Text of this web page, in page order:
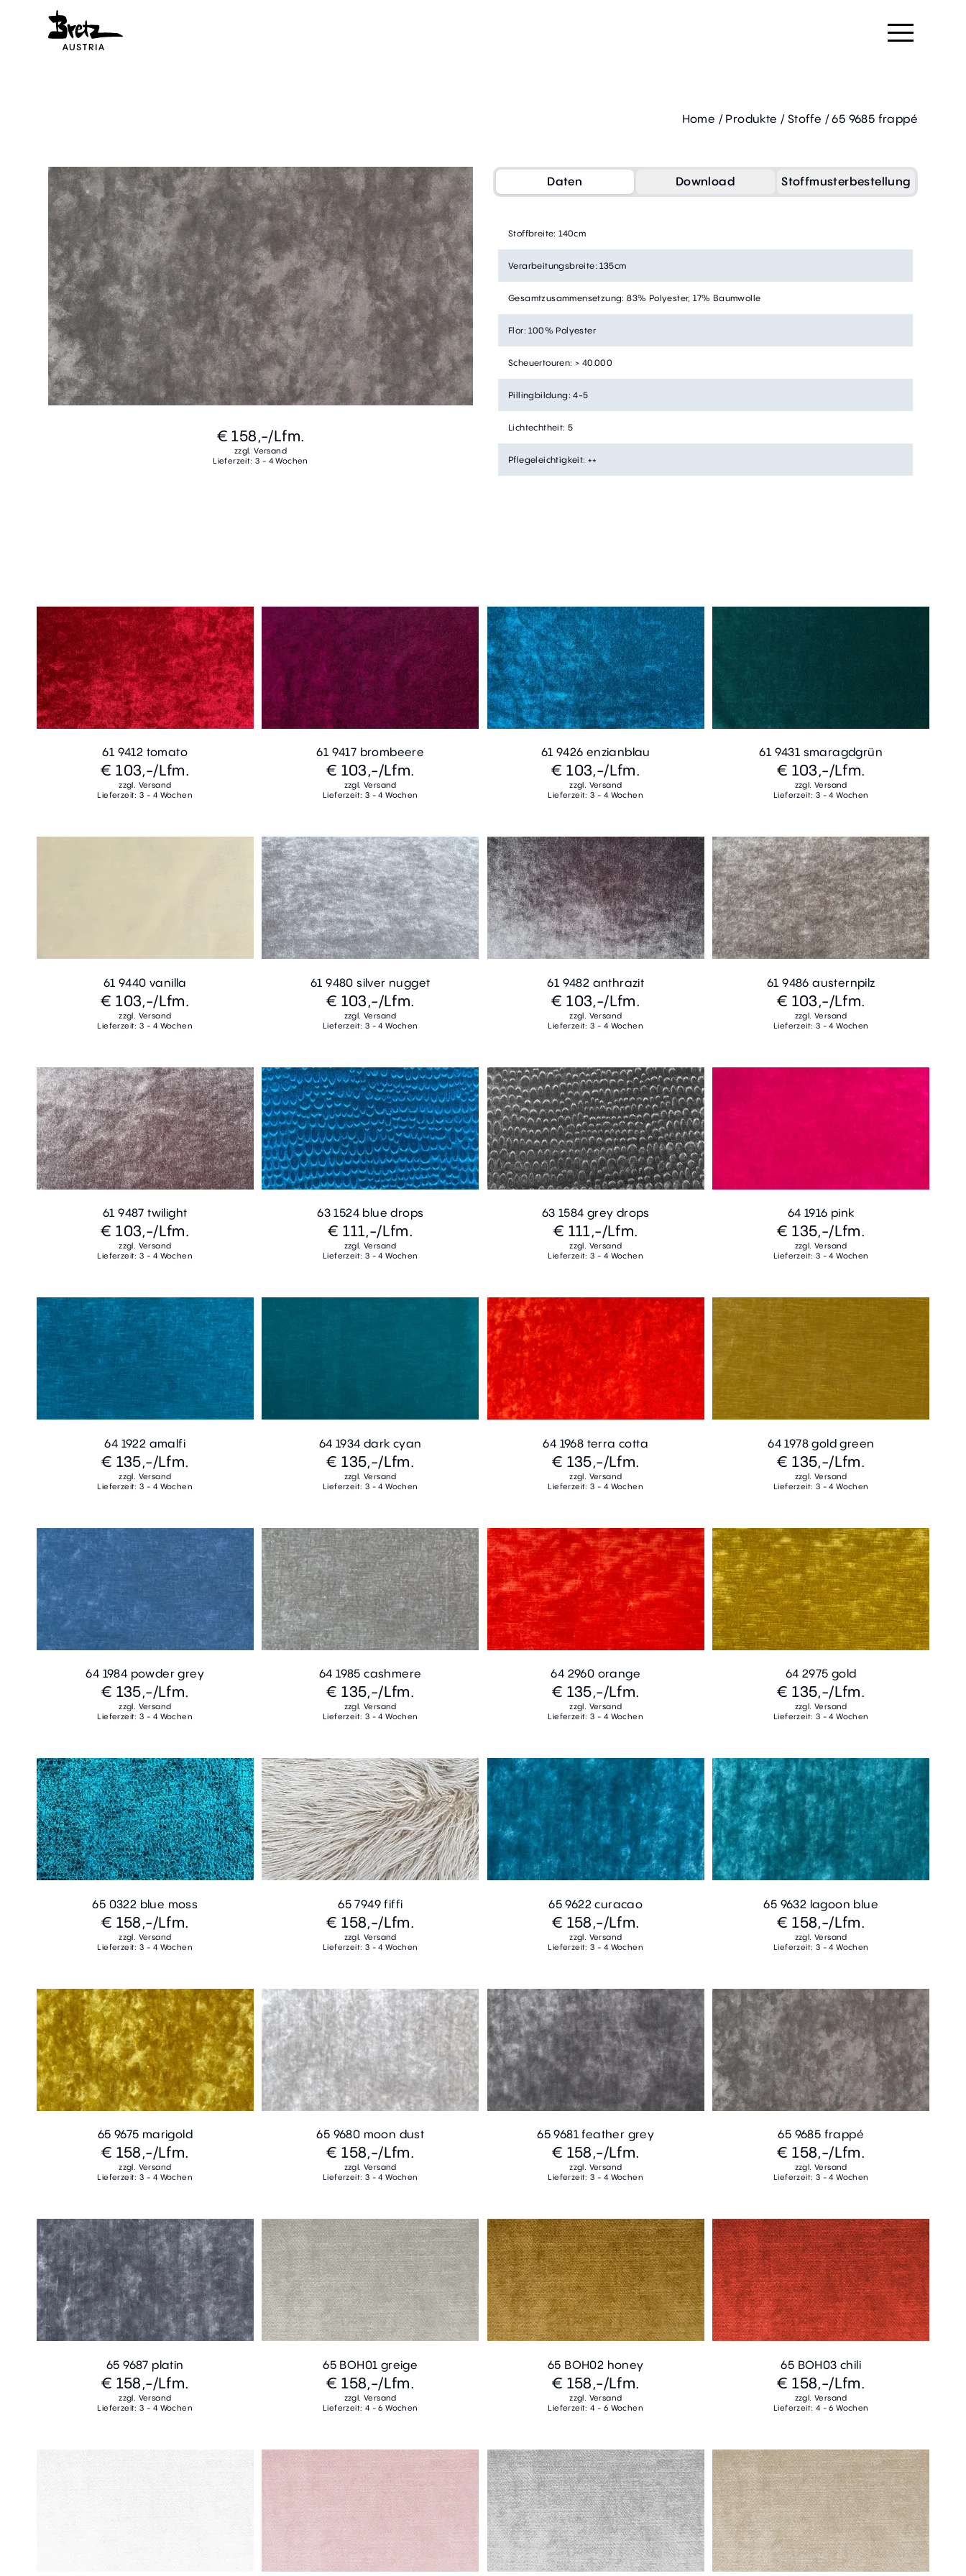
Home / Produkte / Stoffe /65 9685 frappé
€ 158,-/Lfm.
zzgl. Versand
Lieferzeit: 3 - 4 Wochen
Daten Download Stoffmusterbestellung
Stoffbreite: 140cm
Verarbeitungsbreite: 135cm
Gesamtzusammensetzung: 83% Polyester, 17% Baumwolle
Flor: 100% Polyester
Scheuertouren: > 40.000
Pillingbildung: 4-5
Lichtechtheit: 5
Pflegeleichtigkeit: ++
61 9412 tomato
€ 103,-/Lfm.
zzgl. Versand
Lieferzeit: 3 - 4 Wochen
61 9417 brombeere
€ 103,-/Lfm.
zzgl. Versand
Lieferzeit: 3 - 4 Wochen
61 9426 enzianblau
€ 103,-/Lfm.
zzgl. Versand
Lieferzeit: 3 - 4 Wochen
61 9431 smaragdgrün
€ 103,-/Lfm.
zzgl. Versand
Lieferzeit: 3 - 4 Wochen
61 9440 vanilla
€ 103,-/Lfm.
zzgl. Versand
Lieferzeit: 3 - 4 Wochen
61 9480 silver nugget
€ 103,-/Lfm.
zzgl. Versand
Lieferzeit: 3 - 4 Wochen
61 9482 anthrazit
€ 103,-/Lfm.
zzgl. Versand
Lieferzeit: 3 - 4 Wochen
61 9486 austernpilz
€ 103,-/Lfm.
zzgl. Versand
Lieferzeit: 3 - 4 Wochen
61 9487 twilight
€ 103,-/Lfm.
zzgl. Versand
Lieferzeit: 3 - 4 Wochen
63 1524 blue drops
€ 111,-/Lfm.
zzgl. Versand
Lieferzeit: 3 - 4 Wochen
63 1584 grey drops
€ 111,-/Lfm.
zzgl. Versand
Lieferzeit: 3 - 4 Wochen
64 1916 pink
€ 135,-/Lfm.
zzgl. Versand
Lieferzeit: 3 - 4 Wochen
64 1922 amalfi
€ 135,-/Lfm.
zzgl. Versand
Lieferzeit: 3 - 4 Wochen
64 1934 dark cyan
€ 135,-/Lfm.
zzgl. Versand
Lieferzeit: 3 - 4 Wochen
64 1968 terra cotta
€ 135,-/Lfm.
zzgl. Versand
Lieferzeit: 3 - 4 Wochen
64 1978 gold green
€ 135,-/Lfm.
zzgl. Versand
Lieferzeit: 3 - 4 Wochen
64 1984 powder grey
€ 135,-/Lfm.
zzgl. Versand
Lieferzeit: 3 - 4 Wochen
64 1985 cashmere
€ 135,-/Lfm.
zzgl. Versand
Lieferzeit: 3 - 4 Wochen
64 2960 orange
€ 135,-/Lfm.
zzgl. Versand
Lieferzeit: 3 - 4 Wochen
64 2975 gold
€ 135,-/Lfm.
zzgl. Versand
Lieferzeit: 3 - 4 Wochen
65 0322 blue moss
€ 158,-/Lfm.
zzgl. Versand
Lieferzeit: 3 - 4 Wochen
65 7949 fiffi
€ 158,-/Lfm.
zzgl. Versand
Lieferzeit: 3 - 4 Wochen
65 9622 curacao
€ 158,-/Lfm.
zzgl. Versand
Lieferzeit: 3 - 4 Wochen
65 9632 lagoon blue
€ 158,-/Lfm.
zzgl. Versand
Lieferzeit: 3 - 4 Wochen
65 9675 marigold
€ 158,-/Lfm.
zzgl. Versand
Lieferzeit: 3 - 4 Wochen
65 9680 moon dust
€ 158,-/Lfm.
zzgl. Versand
Lieferzeit: 3 - 4 Wochen
65 9681 feather grey
€ 158,-/Lfm.
zzgl. Versand
Lieferzeit: 3 - 4 Wochen
65 9685 frappé
€ 158,-/Lfm.
zzgl. Versand
Lieferzeit: 3 - 4 Wochen
65 9687 platin
€ 158,-/Lfm.
zzgl. Versand
Lieferzeit: 3 - 4 Wochen
65 BOH01 greige
€ 158,-/Lfm.
zzgl. Versand
Lieferzeit: 4 - 6 Wochen
65 BOH02 honey
€ 158,-/Lfm.
zzgl. Versand
Lieferzeit: 4 - 6 Wochen
65 BOH03 chili
€ 158,-/Lfm.
zzgl. Versand
Lieferzeit: 4 - 6 Wochen